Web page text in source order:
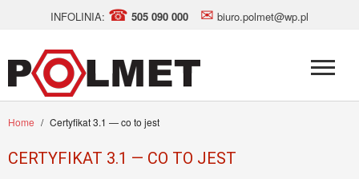
INFOLINIA: ☎ 505 090 000 ✉ biuro.polmet@wp.pl
CERTYFIKAT 3.1 — CO TO JEST
Home / Certyfikat 3.1 — co to jest